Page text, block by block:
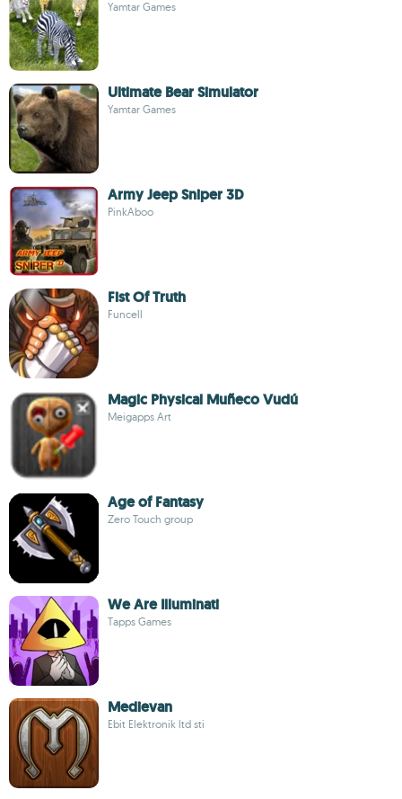
Yamtar Games
Ultimate Bear Simulator
Yamtar Games
Army Jeep Sniper 3D
PinkAboo
Fist Of Truth
Funcell
Magic Physical Muñeco Vudú
Meigapps Art
Age of Fantasy
Zero Touch group
We Are Illuminati
Tapps Games
Medievan
Ebit Elektronik ltd sti